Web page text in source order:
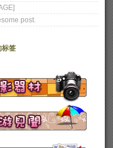
网站居然还在，...
post.
标签